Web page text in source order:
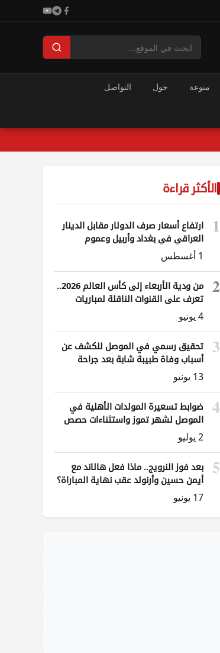
منوعة حول التواصل
الأكثر قراءة
1
ارتفاع أسعار صرف الدولار مقابل الدينار
العراقي في بغداد وأربيل وعموم
المحافظات
1 أغسطس
2
من ودية الأربعاء إلى كأس العالم 2026..
تعرف على القنوات الناقلة لمباريات
العراق
4 يونيو
3
تحقيق رسمي في الموصل للكشف عن
أسباب وفاة طبيبة شابة بعد جراحة
ناظورية
13 يونيو
4
ضوابط تسعيرة المولدات الأهلية في
الموصل لشهر تموز واستثناءات حصص
الوقود
2 يوليو
5
بعد فوز النرويج.. ماذا فعل هالاند مع
أيمن حسين وأرنولد عقب نهاية المباراة؟
17 يونيو